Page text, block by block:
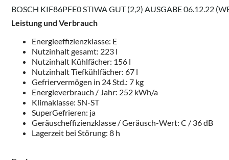
BOSCH KIF86PFE0 STIWA GUT (2,2) AUSGABE 06.12.22
Leistung und Verbrauch
Energieeffizienzklasse: E
Nutzinhalt gesamt: 223 l
Nutzinhalt Kühlfächer: 156 l
Nutzinhalt Tiefkühlfächer: 67 l
Gefriervermögen in 24 Std.: 7 kg
Energieverbrauch / Jahr: 252 kWh/a
Klimaklasse: SN-ST
SuperGefrieren: ja
Geräuscheffizienzklasse / Geräusch-Wert: C / 36 dB
Lagerzeit bei Störung: 8 h